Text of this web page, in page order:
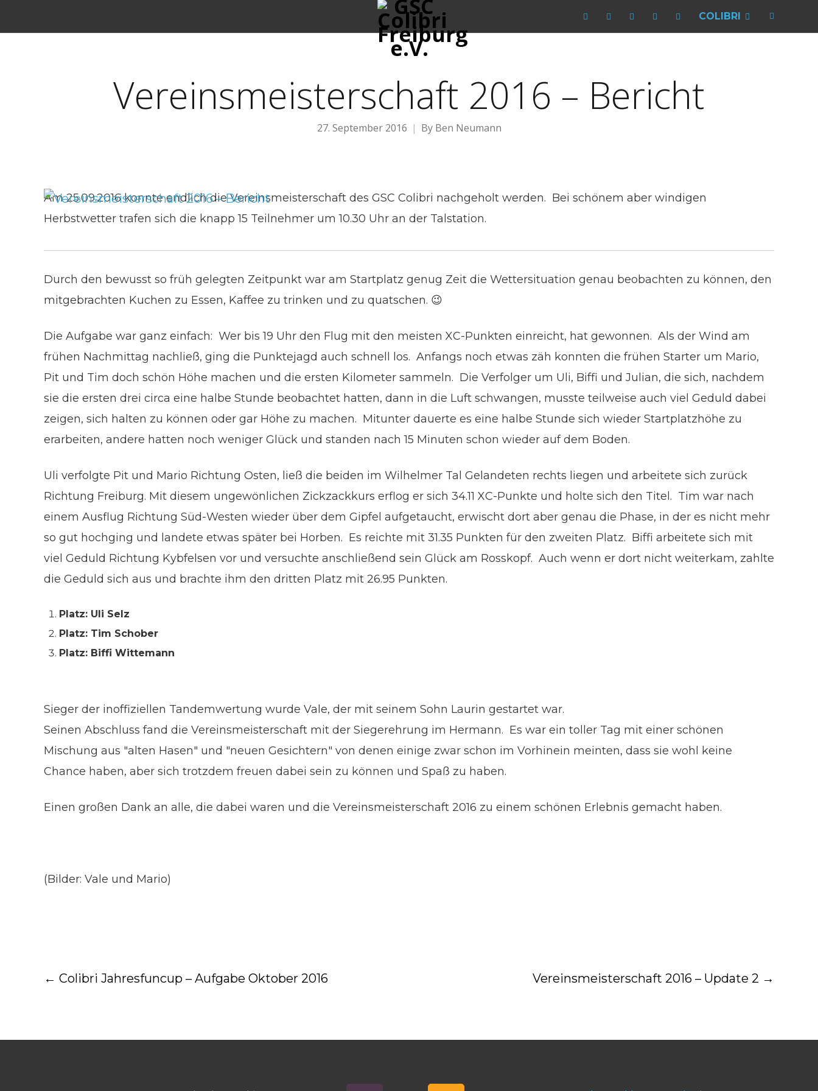
COLIBRI
Vereinsmeisterschaft 2016 – Bericht
27. September 2016 By Ben Neumann
Am 25.09.2016 konnte endlich die Vereinsmeisterschaft des GSC Colibri nachgeholt werden. Bei schönem aber windigen
Herbstwetter trafen sich die knapp 15 Teilnehmer um 10.30 Uhr an der Talstation.
Durch den bewusst so früh gelegten Zeitpunkt war am Startplatz genug Zeit die Wettersituation genau beobachten zu können, den
mitgebrachten Kuchen zu Essen, Kaffee zu trinken und zu quatschen. 😉
Die Aufgabe war ganz einfach: Wer bis 19 Uhr den Flug mit den meisten XC-Punkten einreicht, hat gewonnen. Als der Wind am
frühen Nachmittag nachließ, ging die Punktejagd auch schnell los. Anfangs noch etwas zäh konnten die frühen Starter um Mario,
Pit und Tim doch schön Höhe machen und die ersten Kilometer sammeln. Die Verfolger um Uli, Biffi und Julian, die sich, nachdem
sie die ersten drei circa eine halbe Stunde beobachtet hatten, dann in die Luft schwangen, musste teilweise auch viel Geduld dabei
zeigen, sich halten zu können oder gar Höhe zu machen. Mitunter dauerte es eine halbe Stunde sich wieder Startplatzhöhe zu
erarbeiten, andere hatten noch weniger Glück und standen nach 15 Minuten schon wieder auf dem Boden.
Uli verfolgte Pit und Mario Richtung Osten, ließ die beiden im Wilhelmer Tal Gelandeten rechts liegen und arbeitete sich zurück
Richtung Freiburg. Mit diesem ungewönlichen Zickzackkurs erflog er sich 34.11 XC-Punkte und holte sich den Titel. Tim war nach
einem Ausflug Richtung Süd-Westen wieder über dem Gipfel aufgetaucht, erwischt dort aber genau die Phase, in der es nicht mehr
so gut hochging und landete etwas später bei Horben. Es reichte mit 31.35 Punkten für den zweiten Platz. Biffi arbeitete sich mit
viel Geduld Richtung Kybfelsen vor und versuchte anschließend sein Glück am Rosskopf. Auch wenn er dort nicht weiterkam, zahlte
die Geduld sich aus und brachte ihm den dritten Platz mit 26.95 Punkten.
Platz: Uli Selz
Platz: Tim Schober
Platz: Biffi Wittemann
Sieger der inoffiziellen Tandemwertung wurde Vale, der mit seinem Sohn Laurin gestartet war.
Seinen Abschluss fand die Vereinsmeisterschaft mit der Siegerehrung im Hermann. Es war ein toller Tag mit einer schönen
Mischung aus "alten Hasen" und "neuen Gesichtern" von denen einige zwar schon im Vorhinein meinten, dass sie wohl keine
Chance haben, aber sich trotzdem freuen dabei sein zu können und Spaß zu haben.
Einen großen Dank an alle, die dabei waren und die Vereinsmeisterschaft 2016 zu einem schönen Erlebnis gemacht haben.
(Bilder: Vale und Mario)
Post
← Colibri Jahresfuncup – Aufgabe Oktober 2016 Vereinsmeisterschaft 2016 – Update 2 →